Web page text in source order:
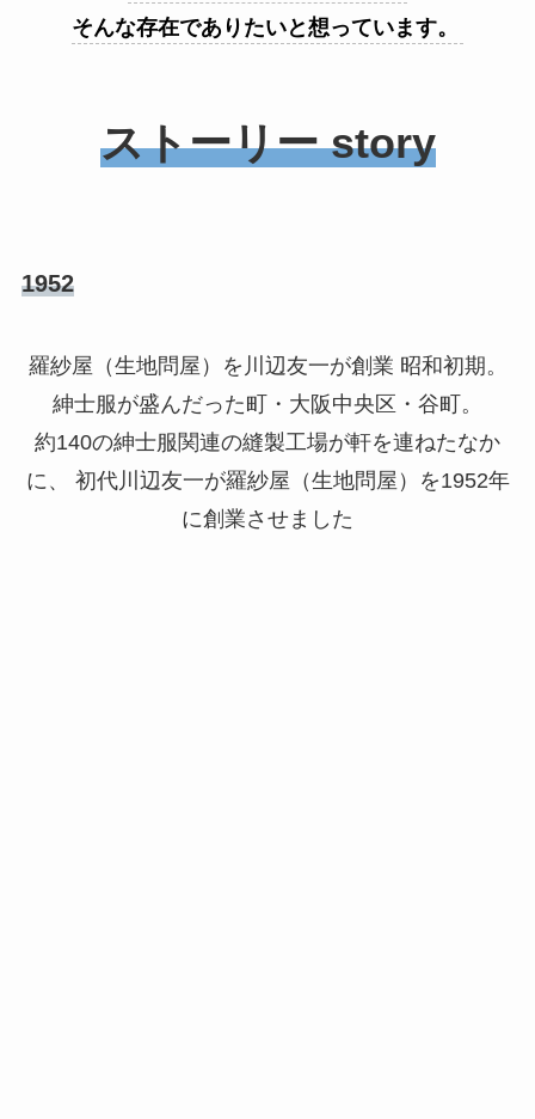
そんな存在でありたいと想っています。
ストーリーstory
1952
羅紗屋（生地問屋）を川辺友一が創業 昭和初期。
紳士服が盛んだった町・大阪中央区・谷町。
約140の紳士服関連の縫製工場が軒を連ねたなか
に、 初代川辺友一が羅紗屋（生地問屋）を1952年
に創業させました